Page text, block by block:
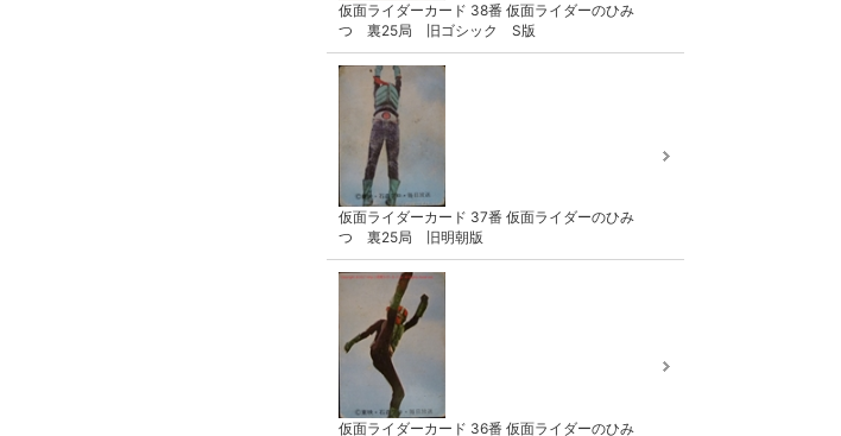
仮面ライダーカード 38番 仮面ライダーのひみ
つ 裏25局 旧ゴシック S版
仮面ライダーカード 37番 仮面ライダーのひみ
つ 裏25局 旧明朝版
仮面ライダーカード 36番 仮面ライダーのひみ